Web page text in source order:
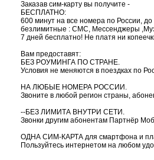
Заказав сим-карту вы получите -
БЕСПЛАТНО:
600 минут на все номера по России,
безлимитные : СМС, Мессенджеры
7 дней бесплатно! Не платя ни
Вам предоставят:
БЕЗ РОУМИНГА ПО СТРАНЕ.
Условия не меняются в поездках по
НА ЛЮБЫЕ НОМЕРА РОССИИ.
Звоните в любой регион страны,
--БЕЗ ЛИМИТА ВНУТРИ СЕТИ.
Звонки другим абонентам Партнёр
ОДНА СИМ-КАРТА для смартфона и
Пользуйтесь интернетом на любом